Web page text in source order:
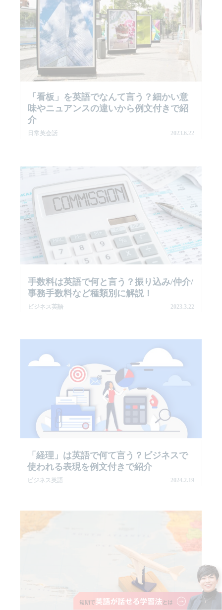
「看板」を英語でなんて言う？細かい意
味やニュアンスの違いから例文付きで紹
介
日常英会話 2023.6.22
手数料は英語で何と言う？振り込み/仲介/
事務手数料など種類別に解説！
ビジネス英語 2023.3.22
「経理」は英語で何て言う？ビジネスで
使われる表現を例文付きで紹介
ビジネス英語 2024.2.19